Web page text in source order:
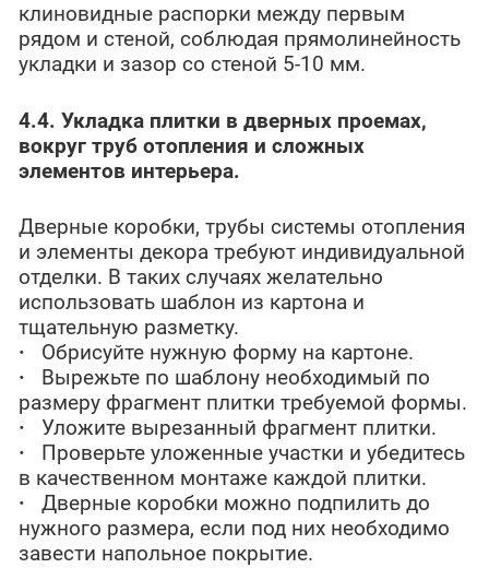
клиновидные распорки между первым
рядом и стеной, соблюдая прямолинейность
укладки и зазор со стеной 5-10 мм.
4.4. Укладка плитки в дверных проемах,
вокруг труб отопления и сложных
элементов интерьера.
Дверные коробки, трубы системы отопления
и элементы декора требуют индивидуальной
отделки. В таких случаях желательно
использовать шаблон из картона и
тщательную разметку.
· Обрисуйте нужную форму на картоне.
· Вырежьте по шаблону необходимый по
размеру фрагмент плитки требуемой формы.
· Уложите вырезанный фрагмент плитки.
· Проверьте уложенные участки и убедитесь
в качественном монтаже каждой плитки.
· Дверные коробки можно подпилить до
нужного размера, если под них необходимо
завести напольное покрытие.